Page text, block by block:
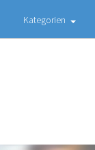
Kategorien